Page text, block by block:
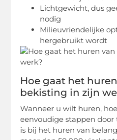
Lichtgewicht, dus
nodig
Milieuvriendelijke
hergebruikt wordt
Hoe gaat het
bekisting in zijn
Wanneer u wilt huren,
eenvoudige stappen
is bij het huren van